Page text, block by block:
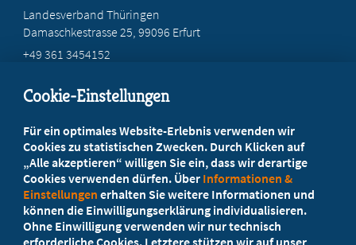
Landesverband Thüringen
Damaschkestrasse 25, 99096 Erfurt
+49 361 3454152
Ihr Landesverband berät Sie!
Ansprechpartner
Cookie-Einstellungen
Für ein optimales Website-Erlebnis verwenden wir
Cookies zu statistischen Zwecken. Durch Klicken auf
„Alle akzeptieren“ willigen Sie ein, dass wir derartige
Cookies verwenden dürfen. Über Informationen &
Einstellungen erhalten Sie weitere Informationen und
können die Einwilligungserklärung individualisieren.
Ohne Einwilligung verwenden wir nur technisch
erforderliche Cookies. Letztere stützen wir auf unser